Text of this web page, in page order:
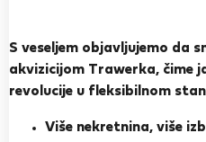
S veseljem objavljujemo da
akvizicijom Trawerka, čime
revolucije u fleksibilnom
Više nekretnina, više
Heroj susjedstva
Iskusan domaćin
Vila Nova de Gaia,